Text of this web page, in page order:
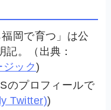
岡で育つ」は公
。（出典：
ジック)
のプロフィールで
Twitter))